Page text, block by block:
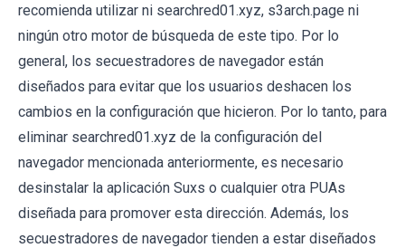
recomienda utilizar ni searchred01.xyz, s3arch.page ni
ningún otro motor de búsqueda de este tipo. Por lo
general, los secuestradores de navegador están
diseñados para evitar que los usuarios deshacen los
cambios en la configuración que hicieron. Por lo tanto, para
eliminar searchred01.xyz de la configuración del
navegador mencionada anteriormente, es necesario
desinstalar la aplicación Suxs o cualquier otra PUAs
diseñada para promover esta dirección. Además, los
secuestradores de navegador tienden a estar diseñados